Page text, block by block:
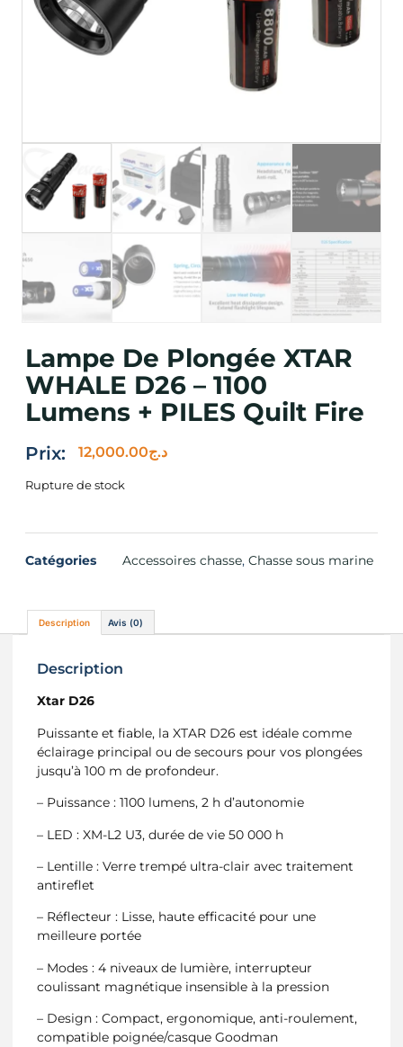
Lampe De Plongée XTAR
WHALE D26 – 1100
Lumens + PILES Quilt Fire
Prix: د.ج12,000.00
Rupture de stock
Catégories Accessoires chasse, Chasse sous marine
Description Avis (0)
Description
Xtar D26
Puissante et fiable, la XTAR D26 est idéale comme
éclairage principal ou de secours pour vos plongées
jusqu’à 100 m de profondeur.
– Puissance : 1100 lumens, 2 h d’autonomie
– LED : XM-L2 U3, durée de vie 50 000 h
– Lentille : Verre trempé ultra-clair avec traitement
antireflet
– Réflecteur : Lisse, haute efficacité pour une
meilleure portée
– Modes : 4 niveaux de lumière, interrupteur
coulissant magnétique insensible à la pression
– Design : Compact, ergonomique, anti-roulement,
compatible poignée/casque Goodman